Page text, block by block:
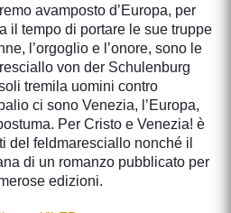
avamposto d’Europa, per
il tempo di portare le sue truppe
l’orgoglio e l’onore, sono le
von der Schulenburg
tremila uomini contro
ci sono Venezia, l’Europa,
Per Cristo e Venezia! è
del feldmaresciallo nonché il
di un romanzo pubblicato per
edizioni.